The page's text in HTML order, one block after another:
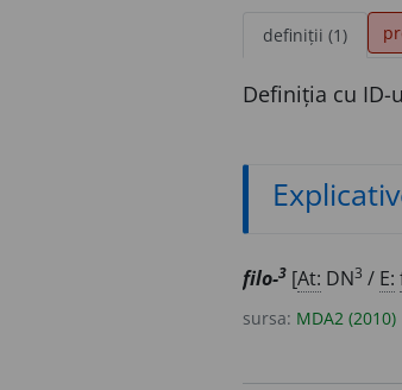
definiții (1)
Definiția cu ID-
filo-3 [At: DN3 / E:
sursa: MDA2 (2010)